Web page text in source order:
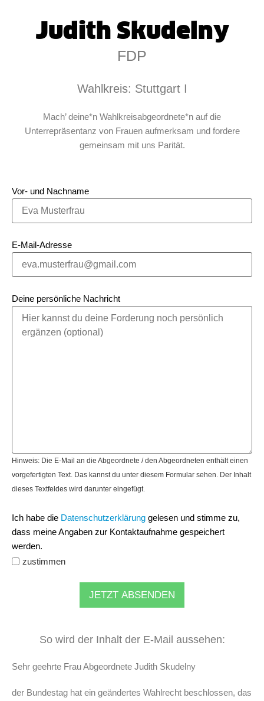
Judith Skudelny
FDP
Wahlkreis: Stuttgart I
Mach’ deine*n Wahlkreisabgeordnete*n auf die
Unterrepräsentanz von Frauen aufmerksam und fordere
gemeinsam mit uns Parität.
Vor- und Nachname
E-Mail-Adresse
Deine persönliche Nachricht
Hinweis: Die E-Mail an die Abgeordnete / den Abgeordneten enthält einen
vorgefertigten Text. Das kannst du unter diesem Formular sehen. Der Inhalt
dieses Textfeldes wird darunter eingefügt.
Ich habe die Datenschutzerklärung gelesen und stimme zu,
dass meine Angaben zur Kontaktaufnahme gespeichert
werden.
zustimmen
JETZT ABSENDEN
So wird der Inhalt der E-Mail aussehen:
Sehr geehrte Frau Abgeordnete Judith Skudelny
der Bundestag hat ein geändertes Wahlrecht beschlossen, das